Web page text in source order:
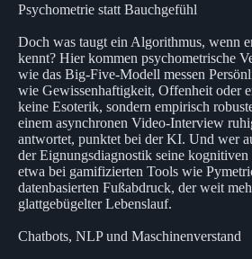
Psychometrie statt Bauchgefühl
Doch was taugt ein Algorithmus, wenn
kennt? Hier kommen psychometrische
wie das Big-Five-Modell messen
wie Gewissenhaftigkeit, Offenheit oder
keine Esoterik, sondern empirisch
einem asynchronen Video-Interview
antwortet, punktet bei der KI. Und wer
der Eignungsdiagnostik seine
etwa bei gamifizierten Tools wie
datenbasierten Fußabdruck, der weit
glattgebügelter Lebenslauf.
Chatbots, NLP und Maschinenverstand